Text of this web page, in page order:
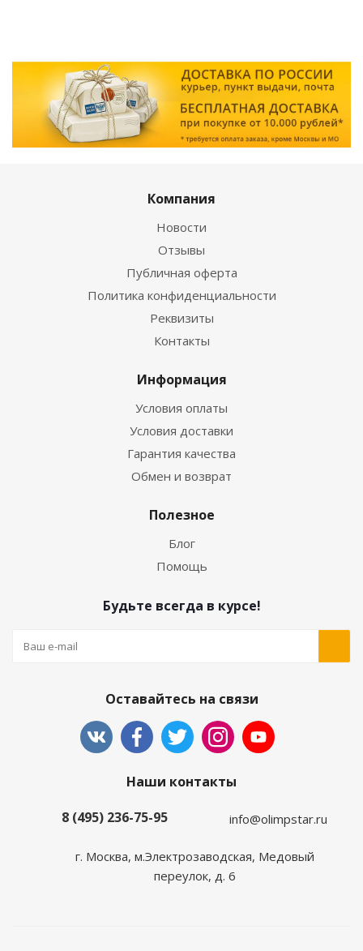
Компания
Новости
Отзывы
Публичная оферта
Политика конфиденциальности
Реквизиты
Контакты
Информация
Условия оплаты
Условия доставки
Гарантия качества
Обмен и возврат
Полезное
Блог
Помощь
Будьте всегда в курсе!
Оставайтесь на связи
Наши контакты
8 (495) 236-75-95
info@olimpstar.ru
г. Москва, м.Электрозаводская, Медовый
переулок, д. 6